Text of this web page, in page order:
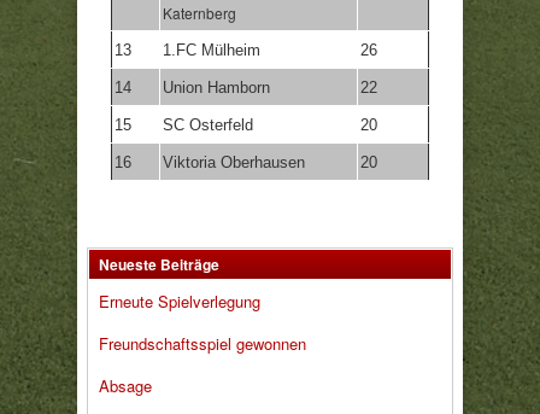
Katernberg
13 1.FC Mülheim 26
14 Union Hamborn 22
15 SC Osterfeld 20
16 Viktoria Oberhausen 20
Neueste Beiträge
Erneute Spielverlegung
Freundschaftsspiel gewonnen
Absage